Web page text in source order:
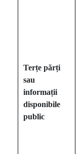
Terțe părți
sau
informații
disponibile
public